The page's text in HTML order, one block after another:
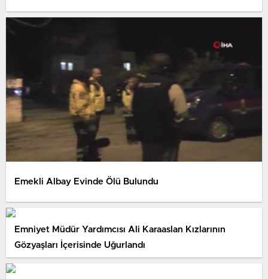
Emekli Albay Evinde Ölü Bulundu
Emniyet Müdür Yardımcısı Ali Karaaslan Kızlarının
Gözyaşları İçerisinde Uğurlandı